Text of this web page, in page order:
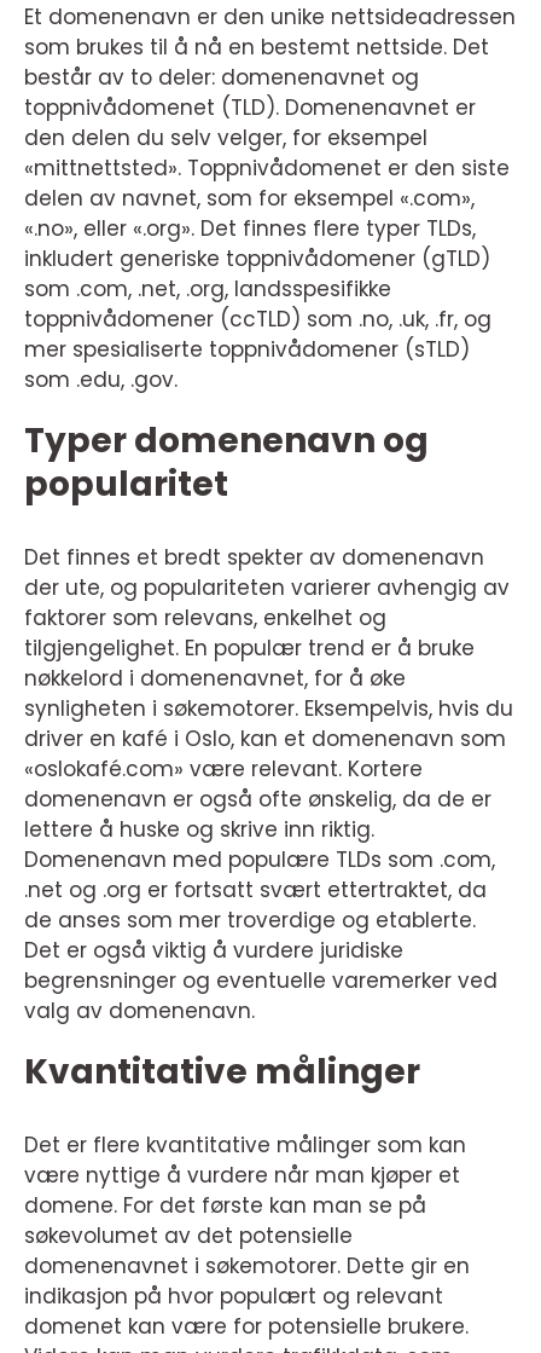
Et domenenavn er den unike nettsideadressen
som brukes til å nå en bestemt nettside. Det
består av to deler: domenenavnet og
toppnivådomenet (TLD). Domenenavnet er
den delen du selv velger, for eksempel
«mittnettsted». Toppnivådomenet er den siste
delen av navnet, som for eksempel «.com»,
«.no», eller «.org». Det finnes flere typer TLDs,
inkludert generiske toppnivådomener (gTLD)
som .com, .net, .org, landsspesifikke
toppnivådomener (ccTLD) som .no, .uk, .fr, og
mer spesialiserte toppnivådomener (sTLD)
som .edu, .gov.
Typer domenenavn og
popularitet
Det finnes et bredt spekter av domenenavn
der ute, og populariteten varierer avhengig av
faktorer som relevans, enkelhet og
tilgjengelighet. En populær trend er å bruke
nøkkelord i domenenavnet, for å øke
synligheten i søkemotorer. Eksempelvis, hvis du
driver en kafé i Oslo, kan et domenenavn som
«oslokafé.com» være relevant. Kortere
domenenavn er også ofte ønskelig, da de er
lettere å huske og skrive inn riktig.
Domenenavn med populære TLDs som .com,
.net og .org er fortsatt svært ettertraktet, da
de anses som mer troverdige og etablerte.
Det er også viktig å vurdere juridiske
begrensninger og eventuelle varemerker ved
valg av domenenavn.
Kvantitative målinger
Det er flere kvantitative målinger som kan
være nyttige å vurdere når man kjøper et
domene. For det første kan man se på
søkevolumet av det potensielle
domenenavnet i søkemotorer. Dette gir en
indikasjon på hvor populært og relevant
domenet kan være for potensielle brukere.